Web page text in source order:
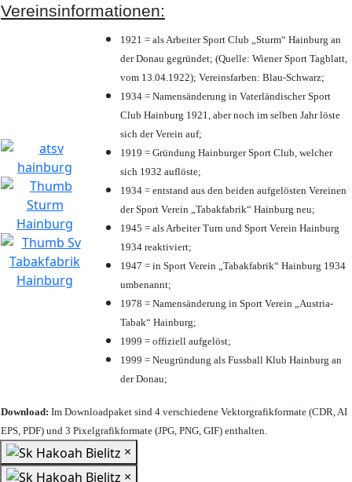
Vereinsinformationen:
1921 = als Arbeiter Sport Club „Sturm“ Hainburg an
der Donau gegründet; (Quelle: Wiener Sport Tagblatt,
vom 13.04.1922); Vereinsfarben: Blau-Schwarz;
1934 = Namensänderung in Vaterländischer Sport
Club Hainburg 1921, aber noch im selben Jahr löste
sich der Verein auf;
1919 = Gründung Hainburger Sport Club, welcher
sich 1932 auflöste;
1934 = entstand aus den beiden aufgelösten Vereinen
der Sport Verein „Tabakfabrik“ Hainburg neu;
1945 = als Arbeiter Turn und Sport Verein Hainburg
1934 reaktiviert;
1947 = in Sport Verein „Tabakfabrik“ Hainburg 1934
umbenannt;
1978 = Namensänderung in Sport Verein „Austria-
Tabak“ Hainburg;
1999 = offiziell aufgelöst;
1999 = Neugründung als Fussball Klub Hainburg an
der Donau;
Download: Im Downloadpaket sind 4 verschiedene Vektorgrafikformate (CDR, AI
EPS, PDF) und 3 Pixelgrafikformate (JPG, PNG, GIF) enthalten.
×
×